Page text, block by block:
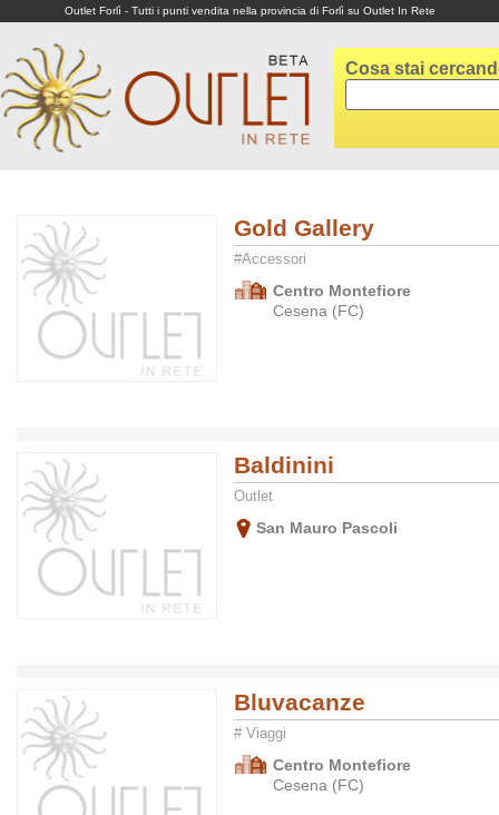
Outlet Forlì - Tutti i punti vendita nella provincia di Forlì su Outlet In Rete
Cosa stai
Gold Gallery
#Accessori
Centro Montefiore
Cesena (FC)
Baldinini
Outlet
San Mauro Pascoli
Bluvacanze
# Viaggi
Centro Montefiore
Cesena (FC)